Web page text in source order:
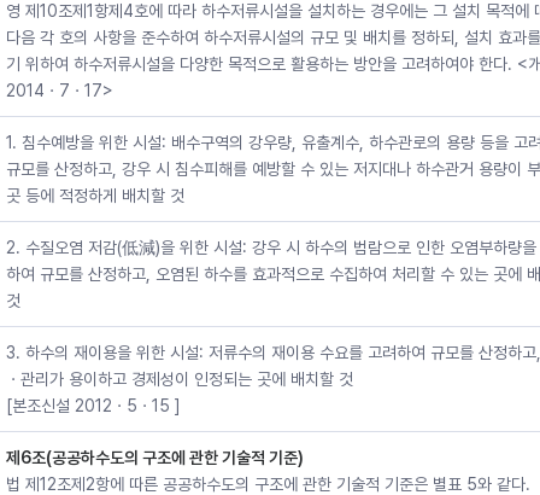
영 제10조제1항제4호에 따라 하수저류시설을 설치하는 경우에는 그 설치 목적에
다음 각 호의 사항을 준수하여 하수저류시설의 규모 및 배치를 정하되, 설치 효과
기 위하여 하수저류시설을 다양한 목적으로 활용하는 방안을 고려하여야 한다. <
2014ㆍ7ㆍ17>
1. 침수예방을 위한 시설: 배수구역의 강우량, 유출계수, 하수관로의 용량 등을 고
규모를 산정하고, 강우 시 침수피해를 예방할 수 있는 저지대나 하수관거 용량이
곳 등에 적정하게 배치할 것
2. 수질오염 저감(低減)을 위한 시설: 강우 시 하수의 범람으로 인한 오염부하량을
하여 규모를 산정하고, 오염된 하수를 효과적으로 수집하여 처리할 수 있는 곳에
것
3. 하수의 재이용을 위한 시설: 저류수의 재이용 수요를 고려하여 규모를 산정하
ㆍ관리가 용이하고 경제성이 인정되는 곳에 배치할 것
[본조신설 2012ㆍ5ㆍ15 ]
제6조(공공하수도의 구조에 관한 기술적 기준)
법 제12조제2항에 따른 공공하수도의 구조에 관한 기술적 기준은 별표 5와 같다.